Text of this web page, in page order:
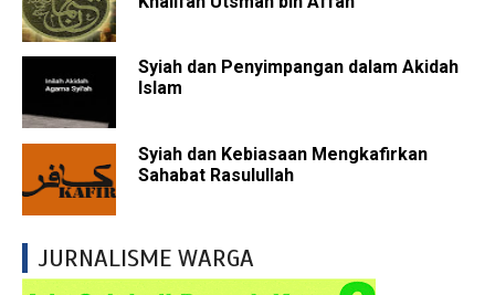
Syiah dan Penyimpangan dalam Akidah
Islam
Syiah dan Kebiasaan Mengkafirkan
Sahabat Rasulullah
JURNALISME WARGA